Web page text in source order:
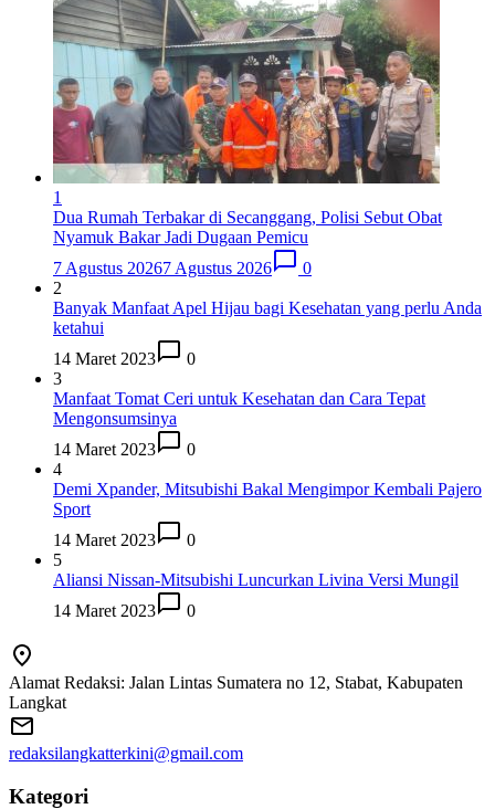
1
Dua Rumah Terbakar di Secanggang, Polisi Sebut Obat
Nyamuk Bakar Jadi Dugaan Pemicu
7 Agustus 20267 Agustus 2026
0
2
Banyak Manfaat Apel Hijau bagi Kesehatan yang perlu Anda
ketahui
14 Maret 2023
0
3
Manfaat Tomat Ceri untuk Kesehatan dan Cara Tepat
Mengonsumsinya
14 Maret 2023
0
4
Demi Xpander, Mitsubishi Bakal Mengimpor Kembali Pajero
Sport
14 Maret 2023
0
5
Aliansi Nissan-Mitsubishi Luncurkan Livina Versi Mungil
14 Maret 2023
0
Alamat Redaksi: Jalan Lintas Sumatera no 12, Stabat, Kabupaten
Langkat
redaksilangkatterkini@gmail.com
Kategori